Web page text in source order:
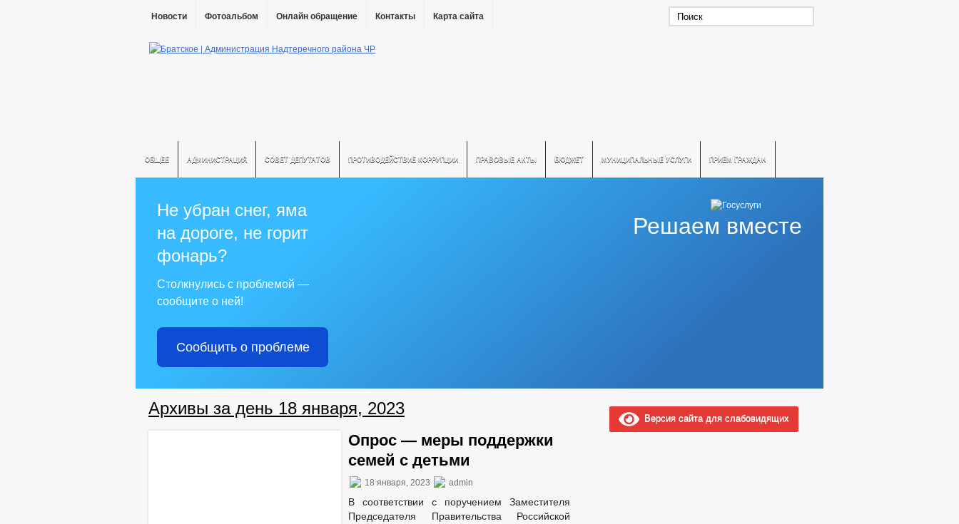
Новости Фотоальбом Онлайн обращение Контакты Карта сайта
ОБЩЕЕ АДМИНИСТРАЦИЯ СОВЕТ ДЕПУТАТОВ ПРОТИВОДЕЙСТВИЕ КОРРУПЦИИ ПРАВОВЫЕ АКТЫ БЮДЖЕТ МУНИЦИПАЛЬНЫЕ УСЛУГИ ПРИЕМ ГРАЖДАН
Решаем вместе
Не убран снег, яма
на дороге, не горит
фонарь?
Столкнулись с проблемой —
сообщите о ней!
Сообщить о проблеме
Архивы за день 18 января, 2023
Опрос — меры поддержки
семей с детьми
18 января, 2023 admin
В соответствии с поручением Заместителя
Председателя Правительства Российской
Версия сайта для слабовидящих